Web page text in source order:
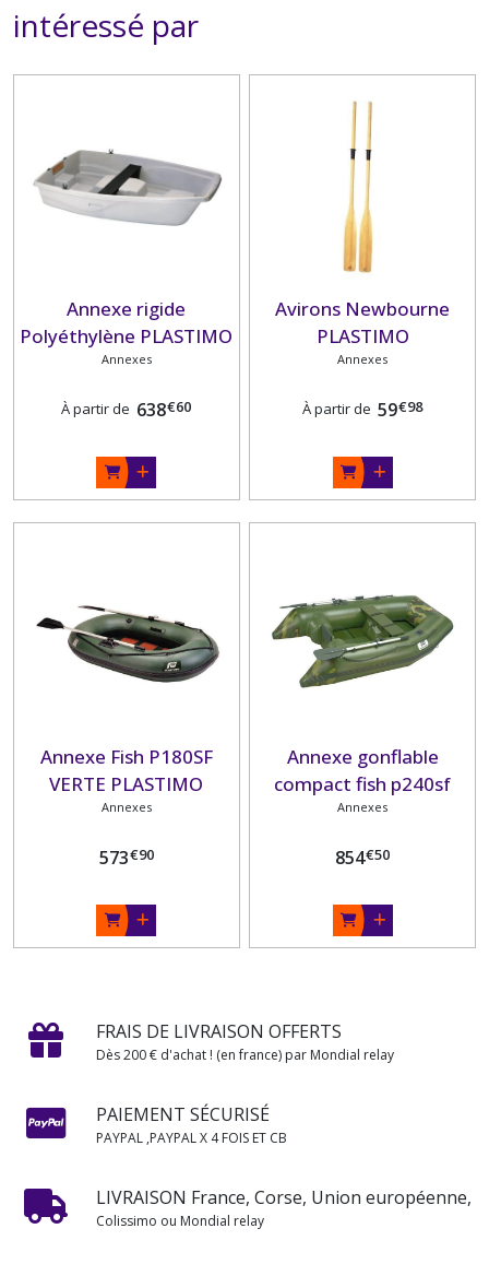
intéressé par
Annexe rigide
Polyéthylène PLASTIMO
Annexes
À partir de 638€60
Avirons Newbourne
PLASTIMO
Annexes
À partir de 59€98
Annexe Fish P180SF
VERTE PLASTIMO
Annexes
573€90
Annexe gonflable
compact fish p240sf
vertPLASTIMO
Annexes
854€50
FRAIS DE LIVRAISON OFFERTS
Dès 200 € d'achat ! (en france) par Mondial relay
PAIEMENT SÉCURISÉ
PAYPAL ,PAYPAL X 4 FOIS ET CB
LIVRAISON France, Corse, Union européenne,
Colissimo ou Mondial relay